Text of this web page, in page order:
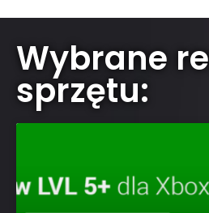
Wybrane
sprzętu: